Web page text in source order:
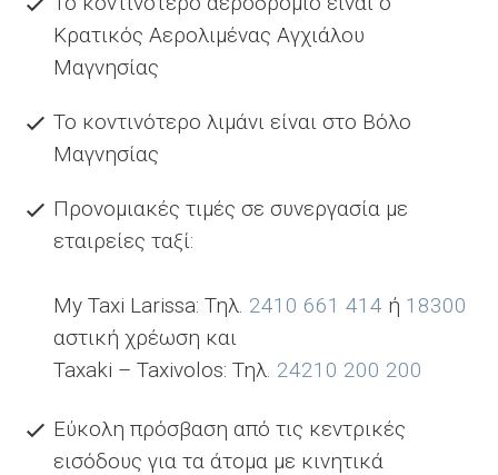
Κρατικός Αερολιμένας Αγχιάλου
Μαγνησίας
Το κοντινότερο λιμάνι είναι στο Βόλο
Μαγνησίας
Προνομιακές τιμές σε συνεργασία με
εταιρείες ταξί:
My Taxi Larissa: Τηλ. 2410 661 414 ή 18300
αστική χρέωση και
Taxaki – Taxivolos: Τηλ. 24210 200 200
Εύκολη πρόσβαση από τις κεντρικές
εισόδους για τα άτομα με κινητικά